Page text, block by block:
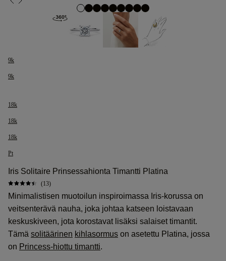
9k
9k
18k
18k
18k
Pt
Iris Solitaire Prinsessahionta Timantti Platina
(13)
Minimalistisen muotoilun inspiroimassa Iris-korussa on
veitsenterävä nauha, joka johtaa katseen loistavaan
keskuskiveen, jota korostavat lisäksi salaiset timantit.
Tämä solitäärinen kihlasormus on asetettu Platina, jossa
on Princess-hiottu timantti.